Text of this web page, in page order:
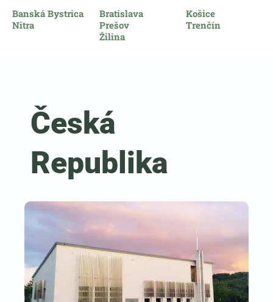
Banská Bystrica
Nitra
Bratislava
Prešov
Žilina
Košice
Trenčín
Česká
Republika